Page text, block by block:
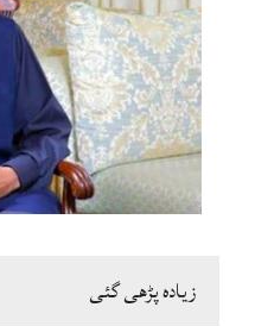
زیادہ پڑھی گئی